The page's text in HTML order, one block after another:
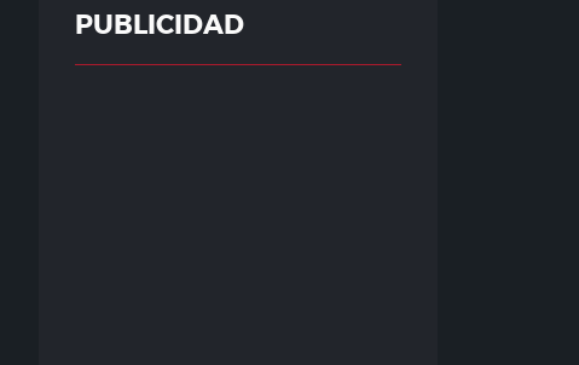
PUBLICIDAD